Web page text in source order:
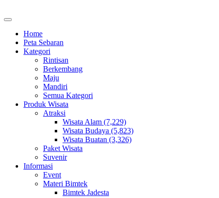
Home
Peta Sebaran
Kategori
Rintisan
Berkembang
Maju
Mandiri
Semua Kategori
Produk Wisata
Atraksi
Wisata Alam (7,229)
Wisata Budaya (5,823)
Wisata Buatan (3,326)
Paket Wisata
Suvenir
Informasi
Event
Materi Bimtek
Bimtek Jadesta